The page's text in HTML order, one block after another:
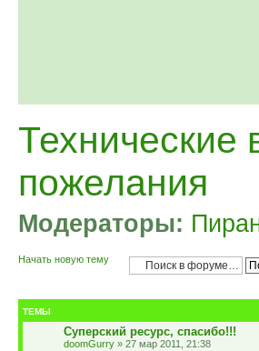
Технические
пожелания
Модераторы:
Начать новую тему
ТЕМЫ
Суперский ресурс, спасибо!!!
doomGurry » 27 мар 2011, 21:38